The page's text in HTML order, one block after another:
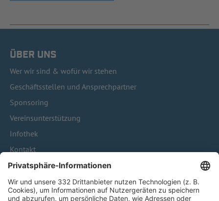
ÜBER UNS
Wer wir sind & wofür wir stehen
Geschäftsstellen und Ansprechpartner
Sponsoring
Vereinsunterstützung
Infothek
Kontakt
HÄUFIG BESUCHTE SEITEN
Pässe und Vereinswechsel